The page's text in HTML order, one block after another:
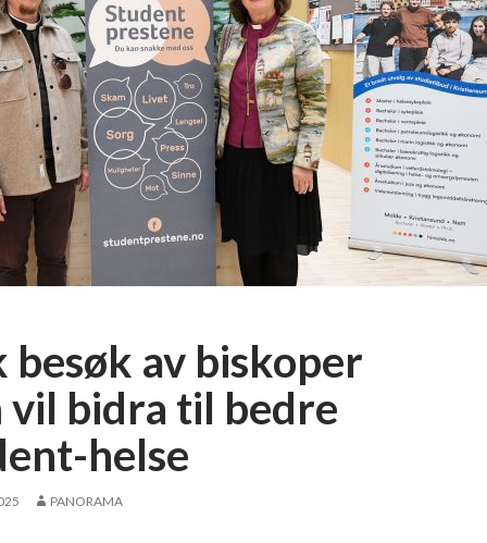
besøk av biskoper
vil bidra til bedre
helse
PANORAMA